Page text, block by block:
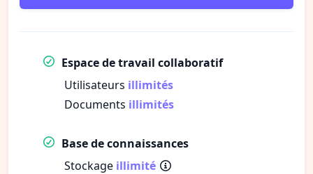
Espace de travail collaboratif
Utilisateurs illimités
Documents illimités
Base de connaissances
Stockage illimité